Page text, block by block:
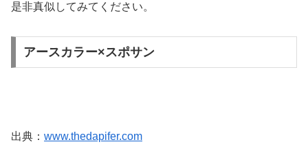
是非真似してみてください。
アースカラー×スポサン
出典： www.thedapifer.com